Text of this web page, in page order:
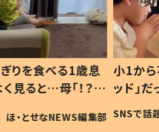
、息子は「ギフテ
父が“ウチ給食”を
由とは #令和の親
ほ・とせなNEWS編集部
ひ孫
が、抱
「涙
い」